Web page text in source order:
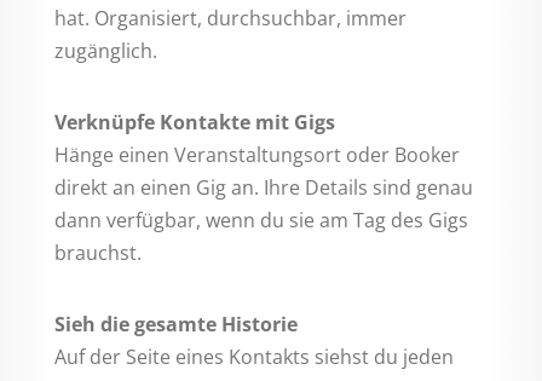
hat. Organisiert, durchsuchbar, immer
zugänglich.
Verknüpfe Kontakte mit Gigs
Hänge einen Veranstaltungsort oder Booker
direkt an einen Gig an. Ihre Details sind genau
dann verfügbar, wenn du sie am Tag des Gigs
brauchst.
Sieh die gesamte Historie
Auf der Seite eines Kontakts siehst du jeden